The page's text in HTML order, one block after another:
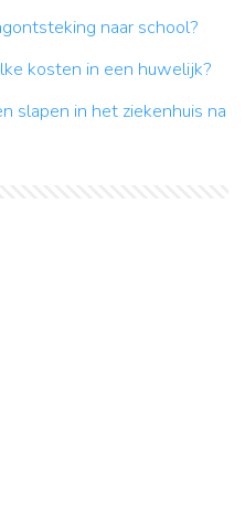
naar school?
kosten in een huwelijk?
slapen in het ziekenhuis na